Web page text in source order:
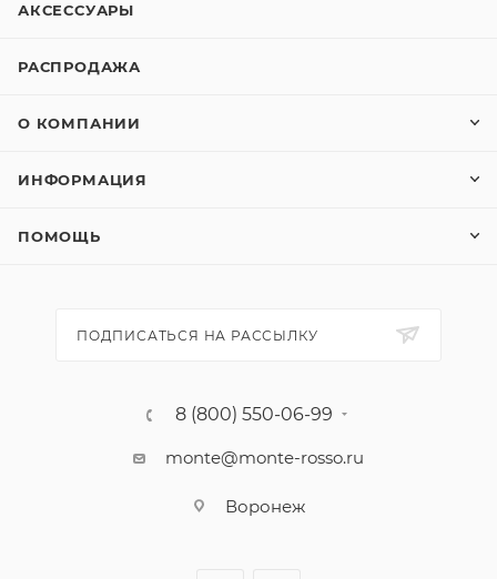
АКСЕССУАРЫ
РАСПРОДАЖА
О КОМПАНИИ
ИНФОРМАЦИЯ
ПОМОЩЬ
ПОДПИСАТЬСЯ НА РАССЫЛКУ
8 (800) 550-06-99
monte@monte-rosso.ru
Воронеж